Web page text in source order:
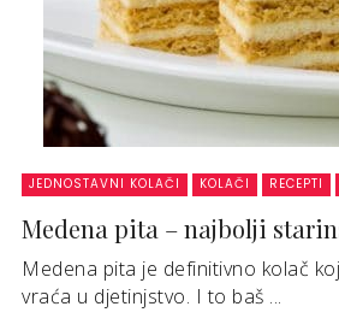
JEDNOSTAVNI KOLAČI KOLAČI RECEPTI
Medena pita – najbolji
Medena pita je definitivno kolač
vraća u djetinjstvo. I to baš ...